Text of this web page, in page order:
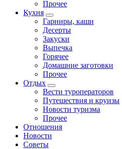
Прочее
Кухня
Гарниры, каши
Десерты
Закуски
Выпечка
Горячее
Домашние заготовки
Прочее
Отдых
Вести туроператоров
Путешествия и круизы
Новости туризма
Прочее
Отношения
Новости
Советы